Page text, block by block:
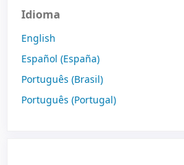
Idioma
English
Español (España)
Português (Brasil)
Português (Portugal)